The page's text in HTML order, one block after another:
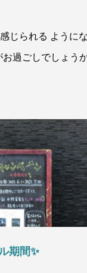
じられる ように
過ごしでしょう
等重点措置につい
期間✨